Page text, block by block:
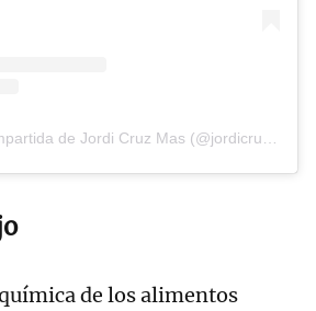
de los alimentos